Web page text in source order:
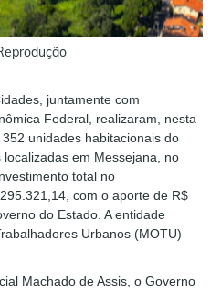
juntamente com
Federal, realizaram, nesta
unidades habitacionais do
em Messejana, no
total no
com o aporte de R$
do Estado. A entidade
Urbanos (MOTU)
Machado de Assis, o Governo